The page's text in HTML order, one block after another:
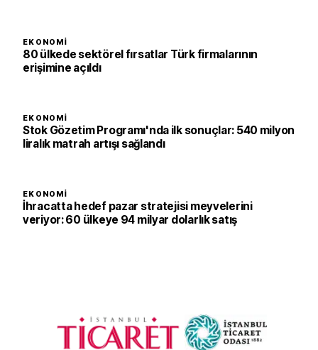
EKONOMI
80 ülkede sektörel fırsatlar Türk firmalarının
erişimine açıldı
EKONOMI
Stok Gözetim Programı'nda ilk sonuçlar: 540 milyon
liralık matrah artışı sağlandı
EKONOMI
İhracatta hedef pazar stratejisi meyvelerini
veriyor: 60 ülkeye 94 milyar dolarlık satış